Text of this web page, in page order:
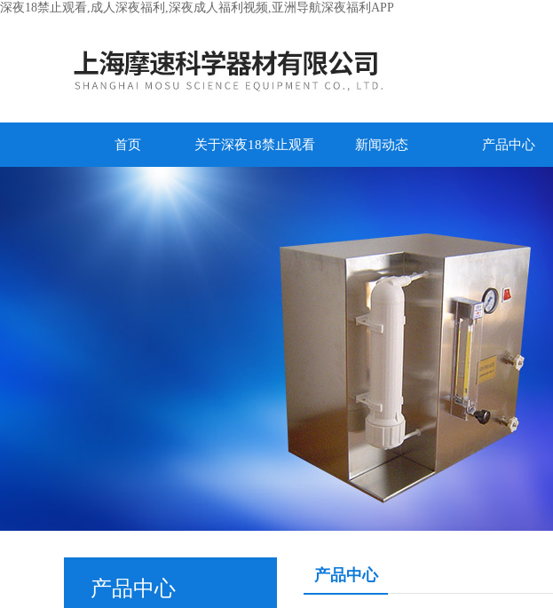
深夜18禁止观看,成人深夜福利,深夜成人福利视频,亚洲导航深夜福利APP
首页 关于深夜18禁止观看 新闻动态 产品中心
产品中心
产品中心